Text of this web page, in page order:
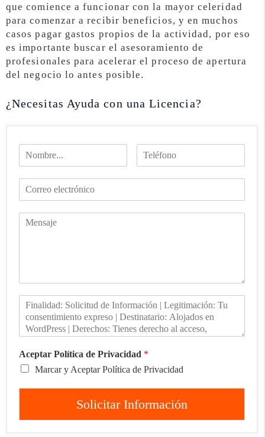
que comience a funcionar con la mayor celeridad
para comenzar a recibir beneficios, y en muchos
casos pagar gastos propios de la actividad, por eso
es importante buscar el asesoramiento de
profesionales para acelerar el proceso de apertura
del negocio lo antes posible.
¿Necesitas Ayuda con una Licencia?
Aceptar Política de Privacidad *
Marcar y Aceptar Política de Privacidad
Solicitar Información